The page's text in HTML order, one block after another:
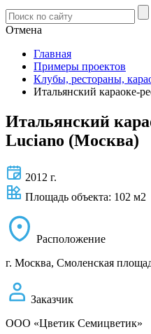
Отмена
Главная
Примеры проектов
Клубы, рестораны,
Итальянский караоке-
Итальянский
Luciano (Москва)
2012 г.
Площадь объекта: 102 м2
Расположение
г. Москва, Смоленская
Заказчик
ООО «Цветик Семицветик»